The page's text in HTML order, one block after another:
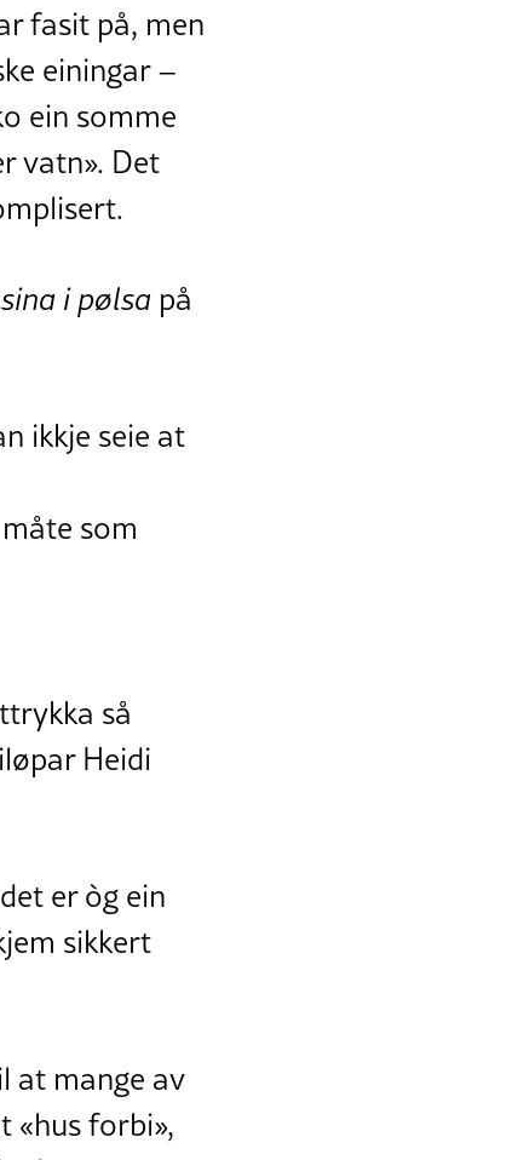
fasit på, men
einingar –
ein somme
vatn». Det
i pølsa på
ikkje seie at
som
så
Heidi
er òg ein
sikkert
at mange av
«hus forbi»,